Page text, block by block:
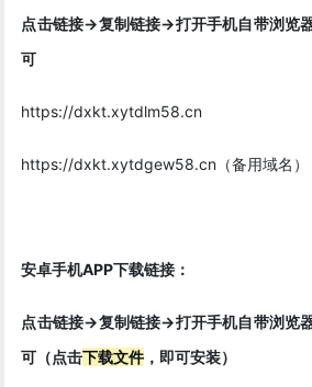
点击链接->复制链接->打开手机自带浏览
可
https://dxkt.xytdlm58.cn
https://dxkt.xytdgew58.cn（备用域名）
安卓手机APP下载链接：
点击链接->复制链接->打开手机自带浏览
可（点击下载文件，即可安装）